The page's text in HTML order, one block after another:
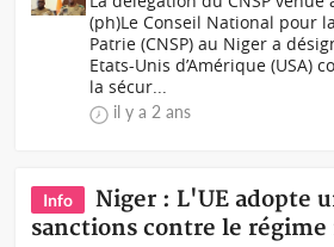
(ph)Le Conseil National pour
Patrie (CNSP) au Niger a
Etats-Unis d’Amérique (USA)
la sécur...
il y a 2 ans
Info
Niger : L'UE adopte
sanctions contre le